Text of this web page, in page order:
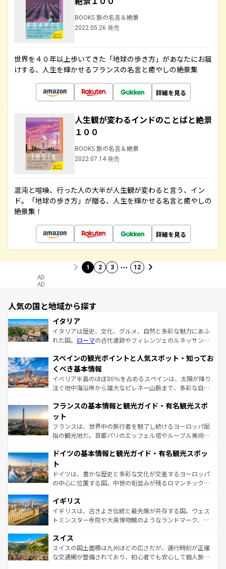
BOOKS 旅の名言＆絶景
2022.05.26 発売
世界を４０年以上歩いてきた「地球の歩き方」があなたにお届
けする、人生を輝かせるフランスの名言と癒やしの絶景集
詳細を見る
人生観が変わるインドのことばと絶景
１００
BOOKS 旅の名言＆絶景
2022.07.14 発売
混沌と喧噪、行った人の大半が人生観が変わると言う、イン
ド。「地球の歩き方」が贈る、人生を輝かせる名言と癒やしの
絶景集！
詳細を見る
1 2 3 … 12
AD
AD
人気の国と地域から探す
イタリア
イタリアは歴史、文化、グルメ、自然と多彩な魅力にあふ
れた国。 ローマの古代遺跡やフィレンツェのルネッサンス
ろん、トスカーナの美しい田園風景やアマルフィ海岸の絶
景など、自然景観も見逃せない。観光の合間には、本場の
ピザやパスタなど、絶品のイタリア料理を堪能することも
できる。朝目覚めてから夜眠るまで、すべての瞬間を楽し
なお、新着のイタリア情報はコンテンツ一覧を参照してほ
しい。
スペインの観光ポイントと人気スポット・知ってお
くべき基本情報
イベリア半島のほぼ80％を占めるスペインは、太陽が降り
注ぐ地中海沿岸から雄大なピレネー山脈まで、多彩な自然
文化が根付くこの国では、情熱的なフラメンコ、熱気あふ
れる闘牛、そして美味しいタパスが生活の一部となってい
る。首都マドリードの洗練された雰囲気や、バルセロナの
アートに溢れた街角から、地方では古代ローマ遺跡や中世
せる。地方によって風土や気候が異なるスペインはその個
ンテンツ一覧 を参照してほしい。
フランスの基本情報と観光ガイド・有名観光スポ
ット
フランスは、世界中の旅行者を魅了し続けるヨーロッパ屈
指の観光地だ。首都パリのエッフェル塔やルーブル美術館
で、幅広い魅力が詰まっている。華麗な宮殿、歴史的な大
聖堂、美しいビーチ、そして豊かな自然が、訪れる者を心
から魅了する。また、フランスは美食の国としても知ら
れ、フランス料理はユネスコ無形文化遺産にも登録されて
香り高いラベンダー畑など、多彩な楽しみ方が可能だ。さ
らに、パリ以外の地域にも魅力が溢れており、どの街角に
も豊かな歴史と文化が息づいている。パリ以外の個性あふ
を参照してほしい。
ドイツの基本情報と観光ガイド・有名観光スポッ
ト
ドイツは、豊かな歴史と多彩な文化が交差するヨーロッパ
の中心に位置する国。中世の街並みが残るロマンチック街
顔を持つこの国は、どこを歩いても飽きることがない。ベ
ルリンの文化的活気、バイエルン州のアルプスの絶景、そ
してライン川沿いのワイン畑といった風景は必見。ビール
は、お酒好きな人にはぜひ体験してほしい。 なお、新着の
ドイツ情報はコンテンツ一覧を参照してほしい。
イギリス
イギリスは、古きよき伝統と最先端が共存する国。ウェス
トミンスター寺院や大英博物館のようなランドマーク、歴
リアごとに異なる魅力がある。また、優雅なアフタヌーン
ティー、ビール好きにはたまらない英国パブ、サッカー観
戦など、本場だからこそできる体験も豊富。イギリスを旅
スイス
スイスの国土面積は九州ほどの広さだが、運行時刻が正確
な交通網が整備されており、初心者でも安心して個人旅行